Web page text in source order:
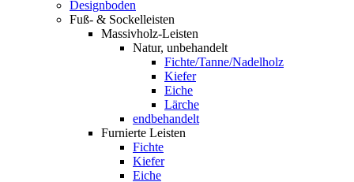
Designboden
Fuß- & Sockelleisten
Massivholz-Leisten
Natur, unbehandelt
Fichte/Tanne/Nadelholz
Kiefer
Eiche
Lärche
endbehandelt
Furnierte Leisten
Fichte
Kiefer
Eiche